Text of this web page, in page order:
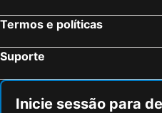
Termos e políticas
Suporte
Inicie sessão para